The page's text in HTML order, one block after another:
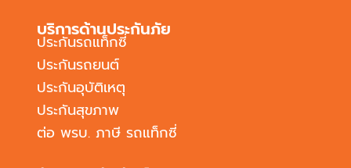
บริการด้านประกันภัย
ประกันรถแท็กซี่
ประกันรถยนต์
ประกันอุบัติเหตุ
ประกันสุขภาพ
ต่อ พรบ. ภาษี รถแท็กซี่